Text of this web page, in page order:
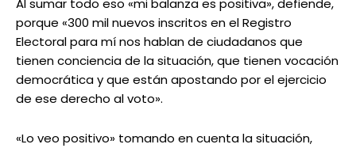
Al sumar todo eso «mi balanza es positiva», defiende,
porque «300 mil nuevos inscritos en el Registro
Electoral para mí nos hablan de ciudadanos que
tienen conciencia de la situación, que tienen vocación
democrática y que están apostando por el ejercicio
de ese derecho al voto».
«Lo veo positivo» tomando en cuenta la situación,